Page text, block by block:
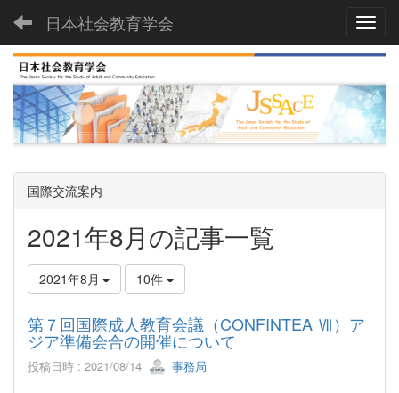
日本社会教育学会
国際交流案内
2021年8月の記事一覧
2021年8月 10件
第７回国際成人教育会議（CONFINTEA Ⅶ）ア
ジア準備会合の開催について
投稿日時 : 2021/08/14 事務局